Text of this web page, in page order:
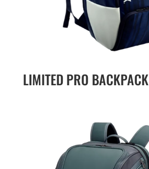
LIMITED PRO BACKPACK